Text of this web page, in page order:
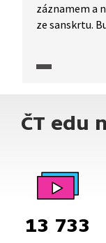
záznamem a
ze sanskrtu.
ovlivnil. Proto
ČT edu
13 733